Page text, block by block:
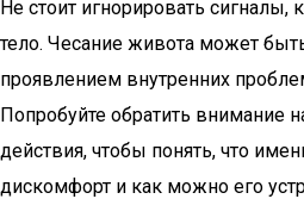
Не стоит игнорировать
тело. Чесание живота может
проявлением внутренних
Попробуйте обратить внимание
действия, чтобы понять, что
дискомфорт и как можно его